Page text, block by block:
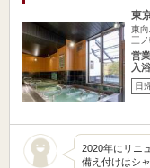
東
東
三
営
入
日
2020年にリニ
備え付けはシ